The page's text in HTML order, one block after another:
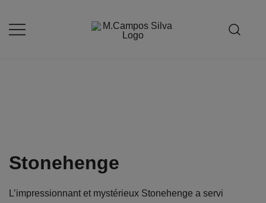
content
Stonehenge
L’impressionnant et mystérieux Stonehenge a servi